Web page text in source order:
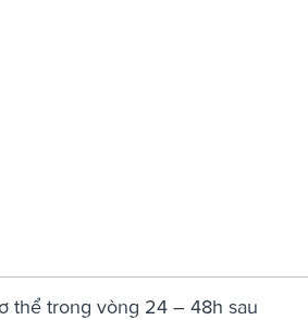
thể trong vòng 24 – 48h sau